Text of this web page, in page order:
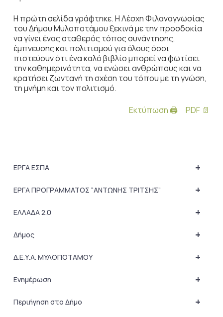
Η πρώτη σελίδα γράφτηκε. Η Λέσχη Φιλαναγνωσίας
του Δήμου Μυλοποτάμου ξεκινά με την προσδοκία
να γίνει ένας σταθερός τόπος συνάντησης,
έμπνευσης και πολιτισμού για όλους όσοι
πιστεύουν ότι ένα καλό βιβλίο μπορεί να φωτίσει
την καθημερινότητα, να ενώσει ανθρώπους και να
κρατήσει ζωντανή τη σχέση του τόπου με τη γνώση,
τη μνήμη και τον πολιτισμό.
Εκτύπωση 🖨
PDF 📄
+
ΕΡΓΑ ΕΣΠΑ
+
ΕΡΓΑ ΠΡΟΓΡΑΜΜΑΤΟΣ “ΑΝΤΩΝΗΣ ΤΡΙΤΣΗΣ”
+
ΕΛΛΑΔΑ 2.0
+
Δήμος
+
Δ.Ε.Υ.Α. ΜΥΛΟΠΟΤΑΜΟΥ
+
Ενημέρωση
+
Περιήγηση στο Δήμο